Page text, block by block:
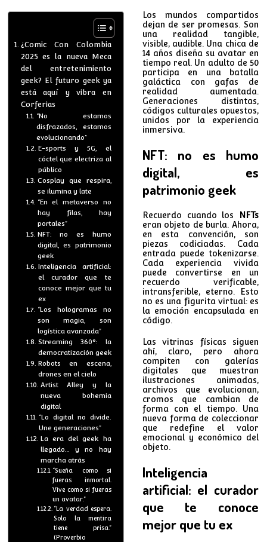
¿Comic Con Colombia
2025 es la nueva Meca
del entretenimiento
geek? El futuro geek ya
está aquí y vibra en
Corferias
“No estamos
disfrazados, estamos
evolucionando”
E-sports y 5G, el
cóctel que electriza al
público
Cosplay que respira,
se ilumina y late
“En el metaverso no
hay filas, hay
portales”
NFT: no es humo
digital, es patrimonio
geek
Inteligencia artificial:
el curador que te
conoce mejor que tu
ex
“Los hologramas no
son magia, son
logística avanzada”
Streaming 360°: la
democratización geek
Robots en escena,
drones en el cielo
Artist Alley y la
nueva bohemia
digital
“Lo digital no divide.
Une generaciones”
La era del geek ha
llegado… y no hay
marcha atrás
“Sueña como si
fueras inmortal.
Vive como si fueras
un avatar.”
“La verdad espera.
Solo la mentira
tiene prisa.”
(Proverbio
Los mundos compartidos
dejan de ser promesas. Son
una realidad tangible,
visible, audible. Una chica de
14 años diseña su avatar en
tiempo real. Un adulto de 50
participa en una batalla
galáctica con gafas de
realidad aumentada.
Generaciones distintas,
códigos culturales opuestos,
unidos por la experiencia
inmersiva.
NFT: no es humo
digital, es
patrimonio geek
Recuerdo cuando los
NFTs
eran objeto de burla. Ahora,
en esta convención, son
piezas codiciadas. Cada
entrada puede tokenizarse.
Cada experiencia vivida
puede convertirse en un
recuerdo verificable,
intransferible, eterno. Esto
no es una figurita virtual: es
la emoción encapsulada en
código.
Las vitrinas físicas siguen
ahí, claro, pero ahora
compiten con galerías
digitales que muestran
ilustraciones animadas,
archivos que evolucionan,
cromos que cambian de
forma con el tiempo. Una
nueva forma de coleccionar
que redefine el valor
emocional y económico del
objeto.
Inteligencia
artificial: el curador
que te conoce
mejor que tu ex